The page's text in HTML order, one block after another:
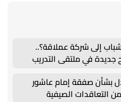
إلى شركة عملاقة؟..
في ملتقى التدريب
دمنهور
بشأن صفقة إمام عاشور
الصيفية